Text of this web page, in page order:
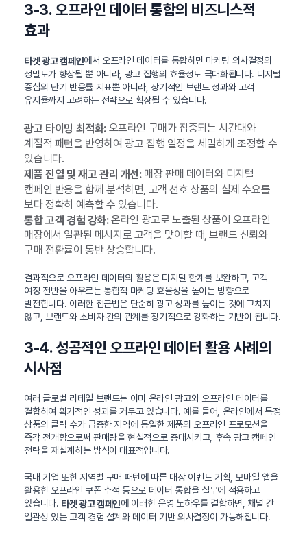
3-3. 오프라인 데이터 통합의 비즈니스적
효과
타겟 광고 캠페인에서 오프라인 데이터를 통합하면 마케팅 의사결정의
정밀도가 향상될 뿐 아니라, 광고 집행의 효율성도 극대화됩니다. 디지털
중심의 단기 반응률 지표뿐 아니라, 장기적인 브랜드 성과와 고객
유지율까지 고려하는 전략으로 확장될 수 있습니다.
광고 타이밍 최적화:오프라인 구매가 집중되는 시간대와
계절적 패턴을 반영하여 광고 집행 일정을 세밀하게 조정할 수
있습니다.
제품 진열 및 재고 관리 개선:매장 판매 데이터와 디지털
캠페인 반응을 함께 분석하면, 고객 선호 상품의 실제 수요를
보다 정확히 예측할 수 있습니다.
통합 고객 경험 강화:온라인 광고로 노출된 상품이 오프라인
매장에서 일관된 메시지로 고객을 맞이할 때, 브랜드 신뢰와
구매 전환률이 동반 상승합니다.
결과적으로 오프라인 데이터의 활용은 디지털 한계를 보완하고, 고객
여정 전반을 아우르는 통합적 마케팅 효율성을 높이는 방향으로
발전합니다. 이러한 접근법은 단순히 광고 성과를 높이는 것에 그치지
않고, 브랜드와 소비자 간의 관계를 장기적으로 강화하는 기반이 됩니다.
3-4. 성공적인 오프라인 데이터 활용 사례의
시사점
여러 글로벌 리테일 브랜드는 이미 온라인 광고와 오프라인 데이터를
결합하여 획기적인 성과를 거두고 있습니다. 예를 들어, 온라인에서 특정
상품의 클릭 수가 급증한 지역에 동일한 제품의 오프라인 프로모션을
즉각 전개함으로써 판매량을 현실적으로 증대시키고, 후속 광고 캠페인
전략을 재설계하는 방식이 대표적입니다.
국내 기업 또한 지역별 구매 패턴에 따른 매장 이벤트 기획, 모바일 앱을
활용한 오프라인 쿠폰 추적 등으로 데이터 통합을 실무에 적용하고
있습니다. 타겟 광고 캠페인에 이러한 운영 노하우를 결합하면, 채널 간
일관성 있는 고객 경험 설계와 데이터 기반 의사결정이 가능해집니다.